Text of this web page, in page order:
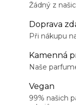
Žádný z
Doprava
Při nákupu
Kamenná
Naše
Vegan
99% našich